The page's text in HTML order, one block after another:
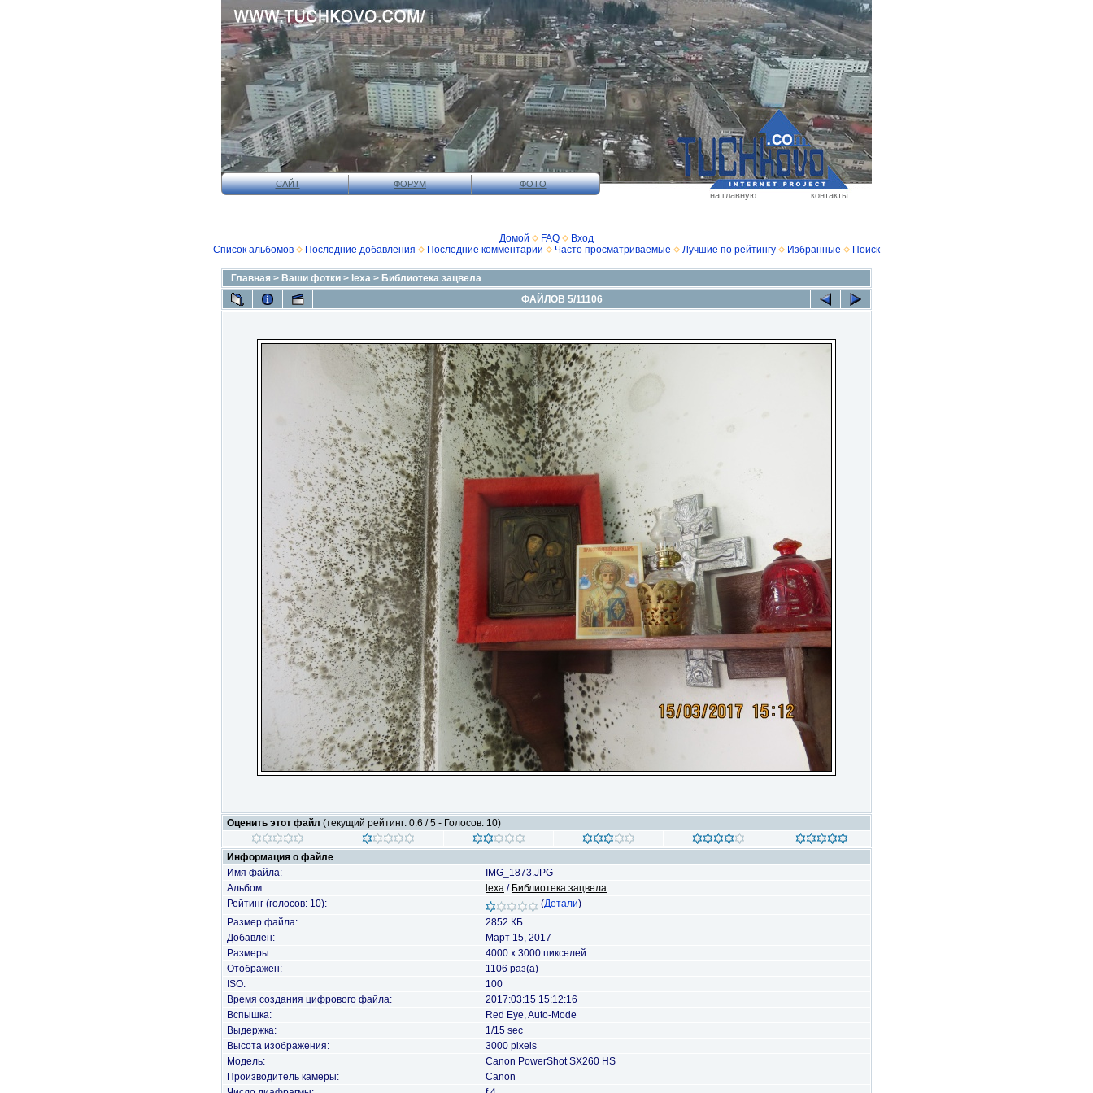
САЙТ ФОРУМ
ФОТО
на главную
контакты
Домой FAQ
Вход
Список альбомов
Последние добавления Последние комментарии Часто просматриваемые Лучшие по рейтингу Избранные Поиск
Главная > Ваши фотки > lexa > Библиотека зацвела
ФАЙЛОВ 5/11106
Оценить этот файл (текущий рейтинг: 0.6 / 5 - Голосов: 10)
Информация о файле
Имя файла:
IMG_1873.JPG
Альбом:
lexa / Библиотека зацвела
Рейтинг (голосов: 10):
(Детали)
Размер файла:
2852 КБ
Добавлен:
Март 15, 2017
Размеры:
4000 x 3000 пикселей
Отображен:
1106 раз(а)
ISO:
100
Время создания цифрового файла:
2017:03:15 15:12:16
Вспышка:
Red Eye, Auto-Mode
Выдержка:
1/15 sec
Высота изображения:
3000 pixels
Модель:
Canon PowerShot SX260 HS
Производитель камеры:
Canon